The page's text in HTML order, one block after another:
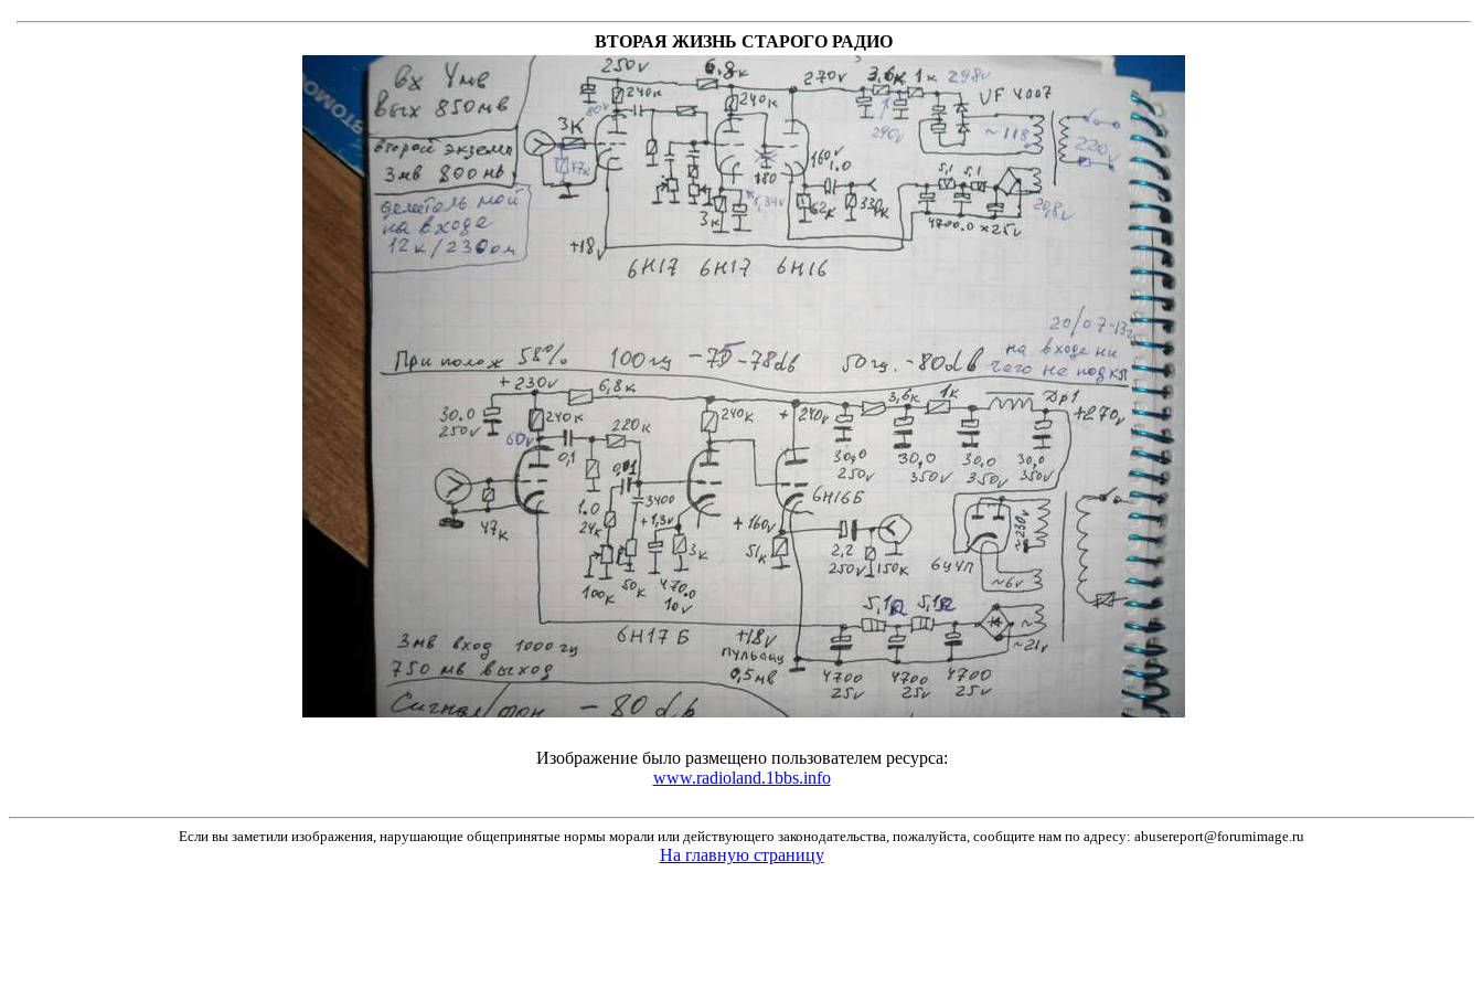
ВТОРАЯ ЖИЗНЬ СТАРОГО РАДИО
Изображение было размещено пользователем ресурса:
www.radioland.1bbs.info
Если вы заметили изображения, нарушающие общепринятые нормы морали или действующего законодательства, пожалуйста, сообщите нам по адресу: abusereport@forumimage.ru
На главную страницу